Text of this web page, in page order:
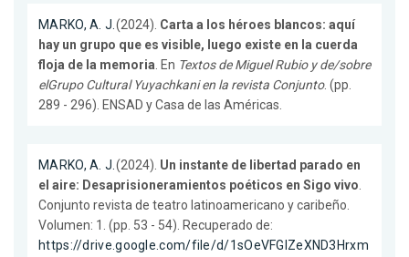
MARKO, A. J.(2024). Carta a los héroes blancos: aquí
hay un grupo que es visible, luego existe en la cuerda
floja de la memoria. En Textos de Miguel Rubio y de/sobre
elGrupo Cultural Yuyachkani en la revista Conjunto. (pp.
289 - 296). ENSAD y Casa de las Américas.
MARKO, A. J.(2024). Un instante de libertad parado en
el aire: Desaprisioneramientos poéticos en Sigo vivo.
Conjunto revista de teatro latinoamericano y caribeño.
Volumen: 1. (pp. 53 - 54). Recuperado de:
https://drive.google.com/file/d/1sOeVFGIZeXND3Hrxm